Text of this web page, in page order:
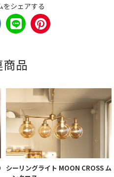
をシェアする
品
シーリングライト MOON CROSS ム